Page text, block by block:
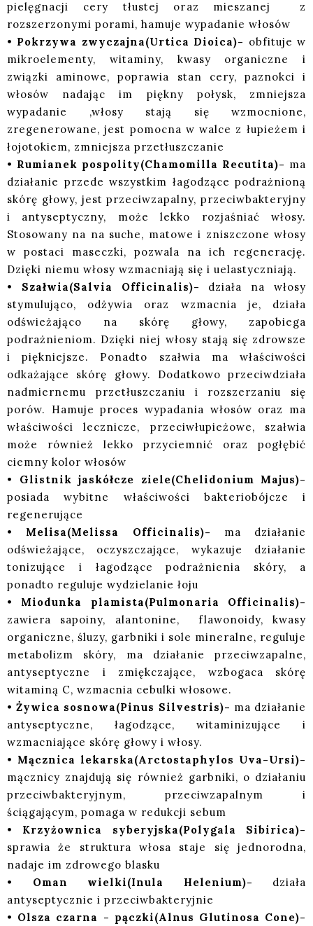
pielęgnacji cery tłustej oraz mieszanej z
rozszerzonymi porami, hamuje wypadanie włosów
• Pokrzywa zwyczajna(Urtica Dioica)- obfituje w
mikroelementy, witaminy, kwasy organiczne i
związki aminowe, poprawia stan cery, paznokci i
włosów nadając im piękny połysk, zmniejsza
wypadanie ,włosy stają się wzmocnione,
zregenerowane, jest pomocna w walce z łupieżem i
łojotokiem, zmniejsza przetłuszczanie
• Rumianek pospolity(Chamomilla Recutita)- ma
działanie przede wszystkim łagodzące podrażnioną
skórę głowy, jest przeciwzapalny, przeciwbakteryjny
i antyseptyczny, może lekko rozjaśniać włosy.
Stosowany na na suche, matowe i zniszczone włosy
w postaci maseczki, pozwala na ich regenerację.
Dzięki niemu włosy wzmacniają się i uelastyczniają.
• Szałwia(Salvia Officinalis)- działa na włosy
stymulująco, odżywia oraz wzmacnia je, działa
odświeżająco na skórę głowy, zapobiega
podrażnieniom. Dzięki niej włosy stają się zdrowsze
i piękniejsze. Ponadto szałwia ma właściwości
odkażające skórę głowy. Dodatkowo przeciwdziała
nadmiernemu przetłuszczaniu i rozszerzaniu się
porów. Hamuje proces wypadania włosów oraz ma
właściwości lecznicze, przeciwłupieżowe, szałwia
może również lekko przyciemnić oraz pogłębić
ciemny kolor włosów
• Glistnik jaskółcze ziele(Chelidonium Majus)-
posiada wybitne właściwości bakteriobójcze i
regenerujące
• Melisa(Melissa Officinalis)- ma działanie
odświeżające, oczyszczające, wykazuje działanie
tonizujące i łagodzące podrażnienia skóry, a
ponadto reguluje wydzielanie łoju
• Miodunka plamista(Pulmonaria Officinalis)-
zawiera sapoiny, alantonine, flawonoidy, kwasy
organiczne, śluzy, garbniki i sole mineralne, reguluje
metabolizm skóry, ma działanie przeciwzapalne,
antyseptyczne i zmiękczające, wzbogaca skórę
witaminą C, wzmacnia cebulki włosowe.
•Żywica sosnowa(Pinus Silvestris)- ma działanie
antyseptyczne, łagodzące, witaminizujące i
wzmacniające skórę głowy i włosy.
• Mącznica lekarska(Arctostaphylos Uva-Ursi)-
mącznicy znajdują się również garbniki, o działaniu
przeciwbakteryjnym, przeciwzapalnym i
ściągającym, pomaga w redukcji sebum
• Krzyżownica syberyjska(Polygala Sibirica)-
sprawia że struktura włosa staje się jednorodna,
nadaje im zdrowego blasku
• Oman wielki(Inula Helenium)- działa
antyseptycznie i przeciwbakteryjnie
• Olsza czarna - pączki(Alnus Glutinosa Cone)-